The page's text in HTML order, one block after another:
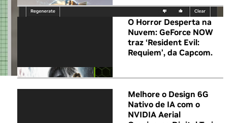
O Horror Desperta na
Nuvem: GeForce NOW
traz ‘Resident Evil:
Requiem’, da Capcom.
Melhore o Design 6G
Nativo de IA com o
NVIDIA Aerial